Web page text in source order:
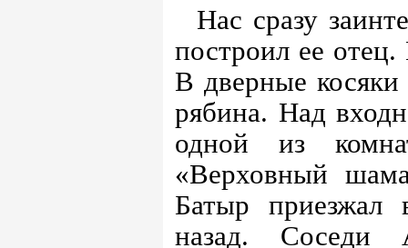
Нас сразу
построил ее
В дверные косяки
рябина. Над
одной из
«Верховный
Батыр приезжал
назад.